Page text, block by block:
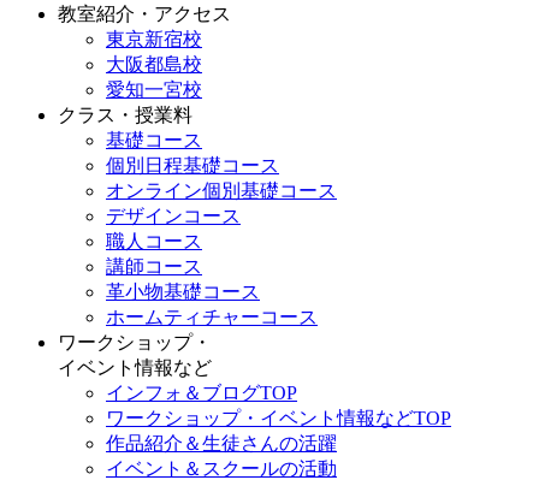
教室紹介・アクセス
東京新宿校
大阪都島校
愛知一宮校
クラス・授業料
基礎コース
個別日程基礎コース
オンライン個別基礎コース
デザインコース
職人コース
講師コース
革小物基礎コース
ホームティチャーコース
ワークショップ・
イベント情報など
インフォ＆ブログTOP
ワークショップ・イベント情報などTOP
作品紹介＆生徒さんの活躍
イベント＆スクールの活動